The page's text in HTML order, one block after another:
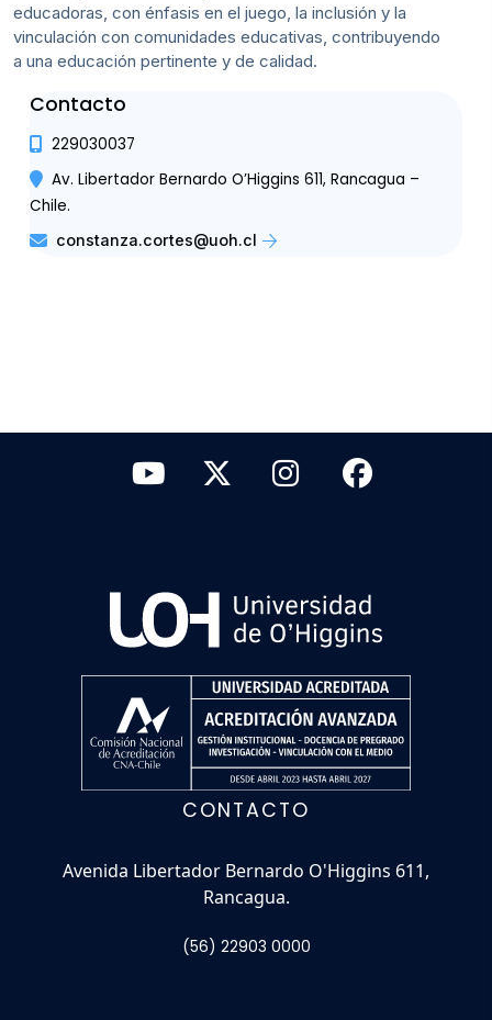
educadoras, con énfasis en el juego, la inclusión y la
vinculación con comunidades educativas, contribuyendo
a una educación pertinente y de calidad.
Contacto
229030037
Av. Libertador Bernardo O’Higgins 611, Rancagua –
Chile.
constanza.cortes@uoh.cl
CONTACTO
Avenida Libertador Bernardo O'Higgins 611,
Rancagua.
(56) 22903 0000